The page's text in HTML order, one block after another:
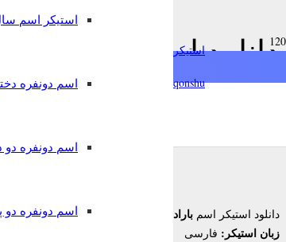
استیکرساز
qonshu@
استیکر اسم
اسم دونفره
اسم دونفره دو
اسم دونفره دو
دانلود استیکر اسم
دانلود استیکر اسم باراد
زبان استیکر: فارسی